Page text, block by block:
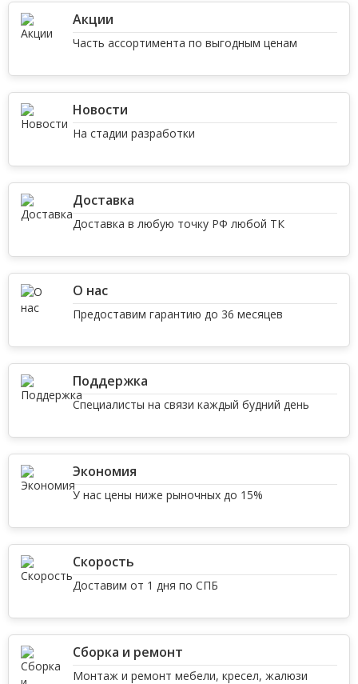
Акции
Часть ассортимента по выгодным ценам
Новости
На стадии разработки
Доставка
Доставка в любую точку РФ любой ТК
О нас
Предоставим гарантию до 36 месяцев
Поддержка
Специалисты на связи каждый будний день
Экономия
У нас цены ниже рыночных до 15%
Скорость
Доставим от 1 дня по СПБ
Сборка и ремонт
Монтаж и ремонт мебели, кресел, жалюзи